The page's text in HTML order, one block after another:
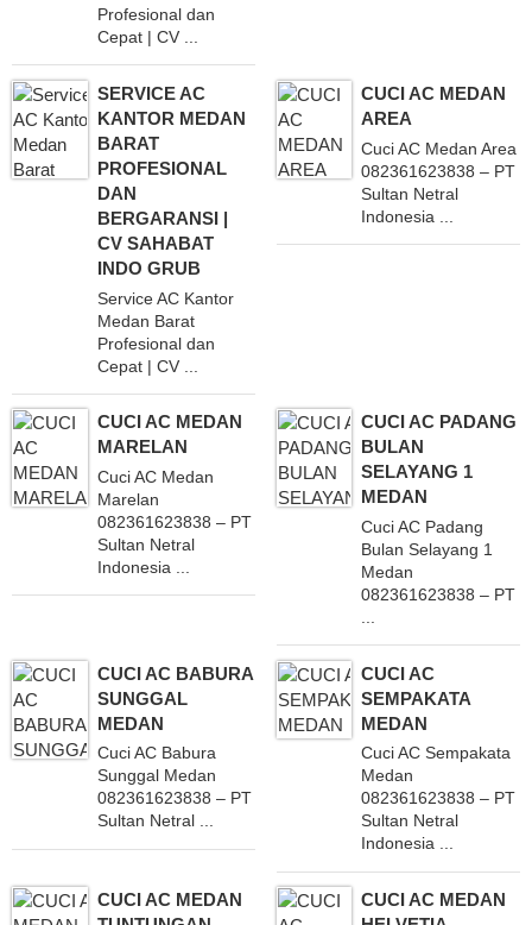
Profesional dan
Cepat | CV ...
SERVICE AC
KANTOR MEDAN
BARAT
PROFESIONAL
DAN
BERGARANSI |
CV SAHABAT
INDO GRUB
Service AC Kantor
Medan Barat
Profesional dan
Cepat | CV ...
CUCI AC MEDAN
AREA
Cuci AC Medan Area
082361623838 – PT
Sultan Netral
Indonesia ...
CUCI AC MEDAN
MARELAN
Cuci AC Medan
Marelan
082361623838 – PT
Sultan Netral
Indonesia ...
CUCI AC PADANG
BULAN
SELAYANG 1
MEDAN
Cuci AC Padang
Bulan Selayang 1
Medan
082361623838 – PT
CUCI AC BABURA
SUNGGAL
MEDAN
Cuci AC Babura
Sunggal Medan
082361623838 – PT
Sultan Netral ...
CUCI AC
SEMPAKATA
MEDAN
Cuci AC Sempakata
Medan
082361623838 – PT
Sultan Netral
Indonesia ...
CUCI AC MEDAN
CUCI AC MEDAN